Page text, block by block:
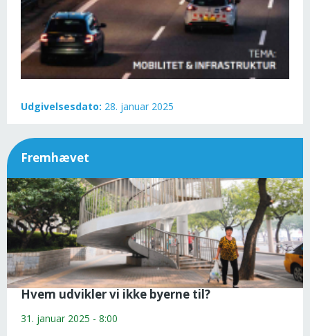
Udgivelsesdato: 28. januar 2025
Fremhævet
Hvem udvikler vi ikke byerne til?
31. januar 2025 - 8:00